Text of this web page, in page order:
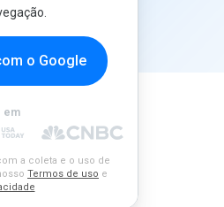
o Google
em
a coleta e o uso de
Termos de uso e